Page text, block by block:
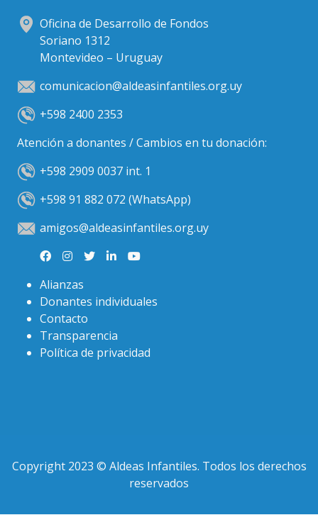
Oficina de Desarrollo de Fondos
Soriano 1312
Montevideo – Uruguay
comunicacion@aldeasinfantiles.org.uy
+598 2400 2353
Atención a donantes / Cambios en tu donación:
+598 2909 0037 int. 1
+598 91 882 072 (WhatsApp)
amigos@aldeasinfantiles.org.uy
Alianzas
Donantes individuales
Contacto
Transparencia
Política de privacidad
Copyright 2023 © Aldeas Infantiles. Todos los derechos
reservados